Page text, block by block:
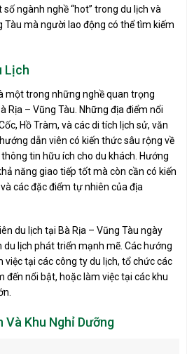
ngành nghề “hot” trong du lịch và
Tàu mà người lao động có thể tìm kiếm
Lịch
một trong những nghề quan trọng
Rịa – Vũng Tàu. Những địa điểm nổi
Hồ Tràm, và các di tích lịch sử, văn
dẫn viên có kiến thức sâu rộng về
tin hữu ích cho du khách. Hướng
năng giao tiếp tốt mà còn cần có kiến
các đặc điểm tự nhiên của địa
du lịch tại Bà Rịa – Vũng Tàu ngày
lịch phát triển mạnh mẽ. Các hướng
việc tại các công ty du lịch, tổ chức các
đến nổi bật, hoặc làm việc tại các khu
Và Khu Nghỉ Dưỡng